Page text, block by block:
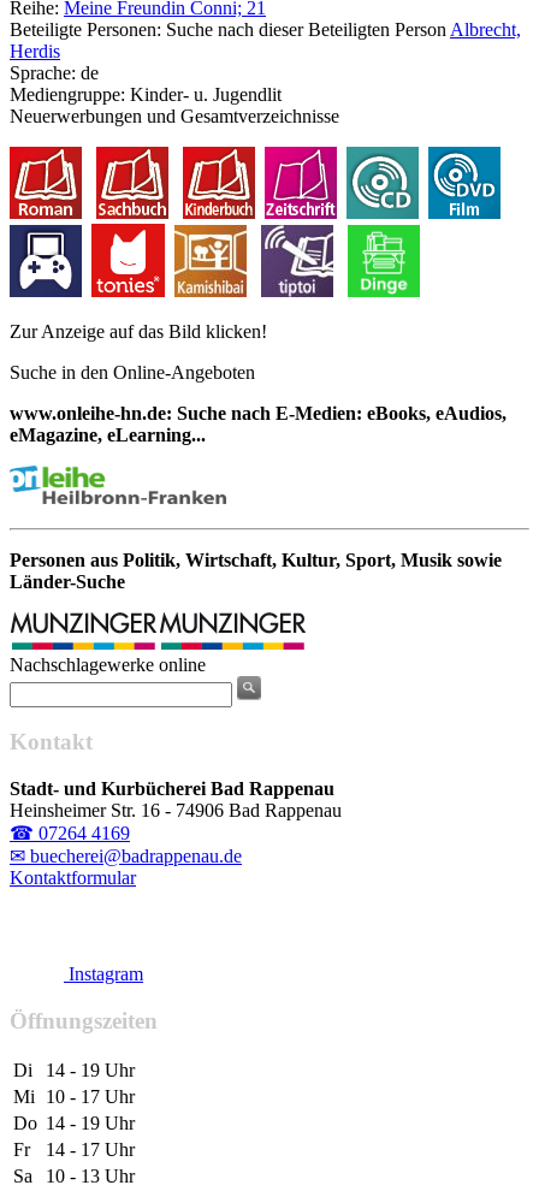
Reihe: Meine Freundin Conni; 21
Beteiligte Personen: Suche nach dieser Beteiligten Person Albrecht,
Herdis
Sprache: de
Mediengruppe: Kinder- u. Jugendlit
Neuerwerbungen und Gesamtverzeichnisse
Zur Anzeige auf das Bild klicken!
Suche in den Online-Angeboten
www.onleihe-hn.de: Suche nach E-Medien: eBooks, eAudios,
eMagazine, eLearning...
Personen aus Politik, Wirtschaft, Kultur, Sport, Musik sowie
Länder-Suche
Nachschlagewerke online
Kontakt
Stadt- und Kurbücherei Bad Rappenau
Heinsheimer Str. 16 - 74906 Bad Rappenau
☎ 07264 4169
✉ buecherei@badrappenau.de
Kontaktformular
Instagram
Öffnungszeiten
Di
14 - 19 Uhr
Mi
10 - 17 Uhr
Do 14 - 19 Uhr
Fr
14 - 17 Uhr
Sa
10 - 13 Uhr